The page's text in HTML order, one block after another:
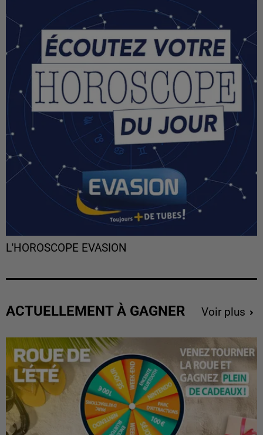
L'HOROSCOPE EVASION
ACTUELLEMENT À GAGNER Voir plus